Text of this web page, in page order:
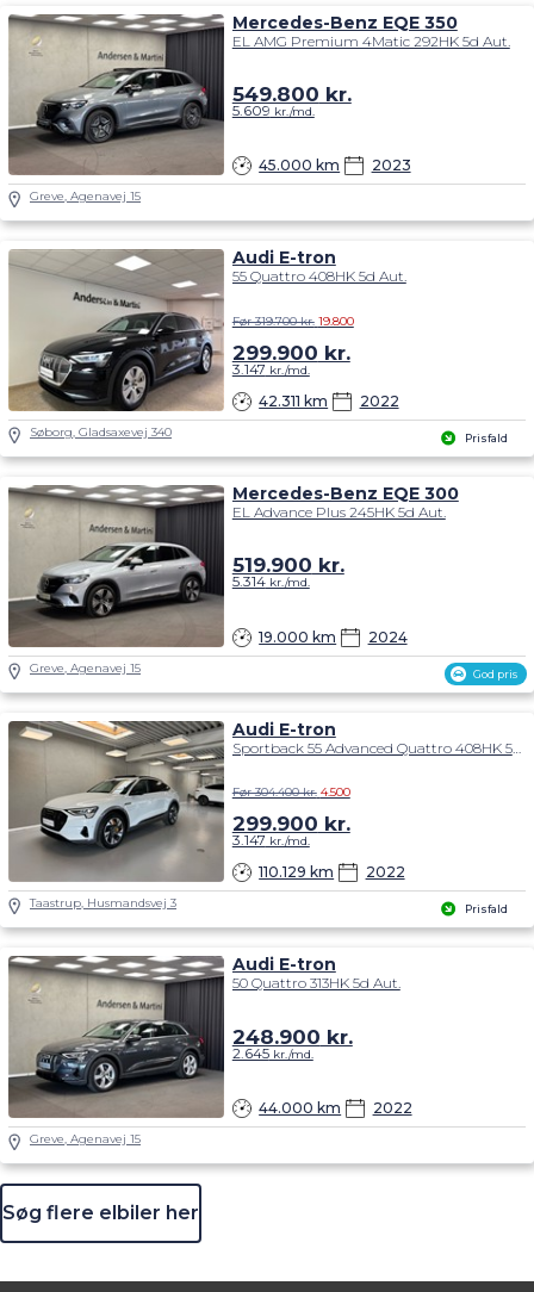
Mercedes-Benz EQE 350
EL AMG Premium 4Matic 292HK 5d Aut.
45.000 km 2023
549.800 kr.
5.609 kr./md.
Greve, Agenavej 15
Prisfald
Audi E-tron
55 Quattro 408HK 5d Aut.
42.311 km 2022
Før 319.700 kr. 19.800
299.900 kr.
3.147 kr./md.
Søborg, Gladsaxevej 340
God pris
Mercedes-Benz EQE 300
EL Advance Plus 245HK 5d Aut.
19.000 km 2024
519.900 kr.
5.314kr./md.
Greve, Agenavej 15
Prisfald
Audi E-tron
Sportback 55 Advanced Quattro 408HK 5d Aut.
110.129 km 2022
Før 304.400 kr. 4.500
299.900 kr.
3.147 kr./md.
Taastrup, Husmandsvej 3
Audi E-tron
50 Quattro 313HK 5d Aut.
44.000 km 2022
248.900 kr.
2.645kr./md.
Greve, Agenavej 15
Søg flere elbiler her